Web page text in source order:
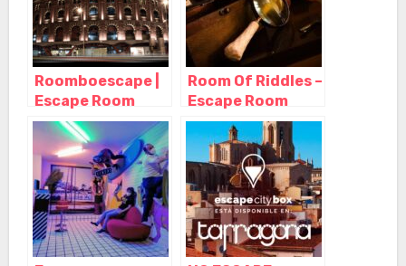
Roomboescape |
Escape Room
Exterior y Escape
Room Para
Empresas,
Barcelona –
Cataluña
Room Of Riddles –
Escape Room
Barcelona,
Barcelona –
Cataluña